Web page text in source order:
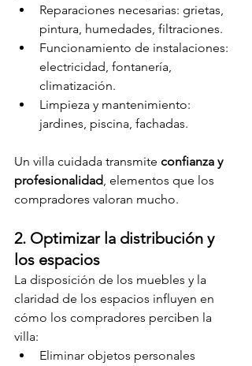
Reparaciones necesarias: grietas,
pintura, humedades, filtraciones.
Funcionamiento de instalaciones:
electricidad, fontanería,
climatización.
Limpieza y mantenimiento:
jardines, piscina, fachadas.
Un villa cuidada transmite confianza y
profesionalidad, elementos que los
compradores valoran mucho.
2. Optimizar la distribución y
los espacios
La disposición de los muebles y la
claridad de los espacios influyen en
cómo los compradores perciben la
villa:
Eliminar objetos personales